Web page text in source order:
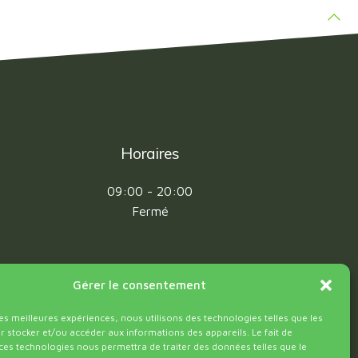
Gérer le consentement
meilleures expériences, nous utilisons des technologies telles que les
stocker et/ou accéder aux informations des appareils. Le fait de
technologies nous permettra de traiter des données telles que le
Horaires
09:00 - 20:00
Fermé